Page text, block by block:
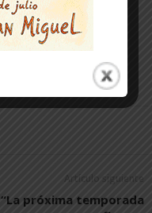
Artículo siguiente
“La próxima temporada